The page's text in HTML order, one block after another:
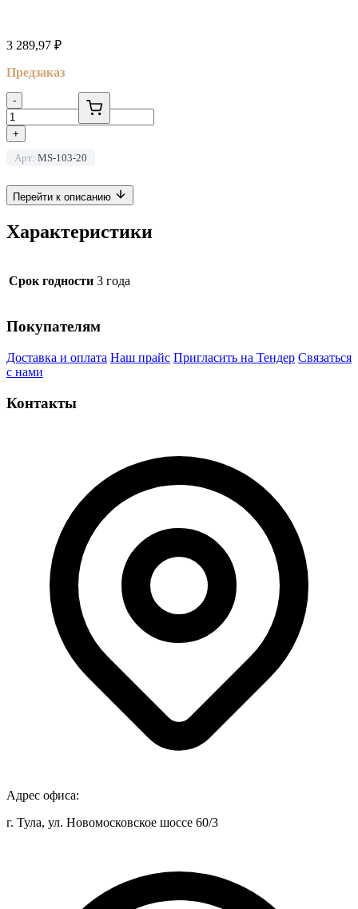
3 289,97 ₽
Предзаказ
-
+
Арт: MS-103-20
Перейти к описанию
Характеристики
Срок годности 3 года
Покупателям
Доставка и оплата Наш прайс Пригласить на Тендер Связаться
с нами
Контакты
Адрес офиса:
г. Тула, ул. Новомосковское шоссе 60/3